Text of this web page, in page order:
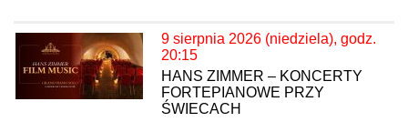
9 sierpnia 2026 (niedziela), godz.
20:15
HANS ZIMMER – KONCERTY
FORTEPIANOWE PRZY
ŚWIECACH